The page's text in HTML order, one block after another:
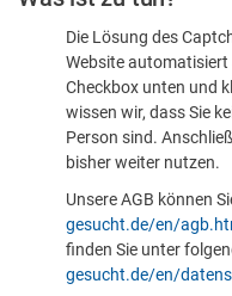
Die Lösung des
Website
Checkbox unten und
wissen wir, dass Sie
Person sind.
bisher weiter nutzen.
Unsere AGB können
gesucht.de/en/
finden Sie unter
gesucht.de/en/